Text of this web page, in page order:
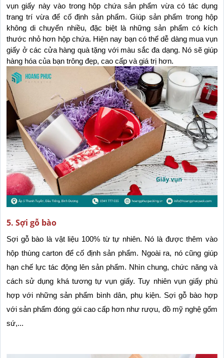
vụn giấy này vào trong hộp chứa sản phẩm vừa có tác dụng
trang trí vừa để cố định sản phẩm. Giúp sản phẩm trong hộp
không di chuyển nhiều, đặc biệt là những sản phẩm có kích
thước nhỏ hơn hộp chứa. Hiện nay bạn có thể dễ dàng mua vụn
giấy ở các cửa hàng quà tặng với màu sắc đa dạng. Nó sẽ giúp
hàng hóa của bạn trông đẹp, cao cấp và giá trị hơn.
5. Sợi gỗ bào
Sợi gỗ bào là vật liệu 100% từ tự nhiên. Nó là được thêm vào
hộp thùng carton để cố định sản phẩm. Ngoài ra, nó cũng giúp
hạn chế lực tác động lên sản phẩm. Nhìn chung, chức năng và
cách sử dụng khá tương tự vụn giấy. Tuy nhiên vụn giấy phù
hợp với những sản phẩm bình dân, phụ kiện. Sợi gỗ bào hợp
với sản phẩm đóng gói cao cấp hơn như rượu, đồ mỹ nghệ gốm
sứ,...